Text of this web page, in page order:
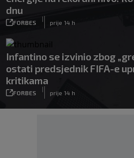
dnu
FORBES
|
prije 14 h
Infantino se izvinio zbog
ostati predsjednik FIFA-e
kritikama
FORBES
|
prije 14 h